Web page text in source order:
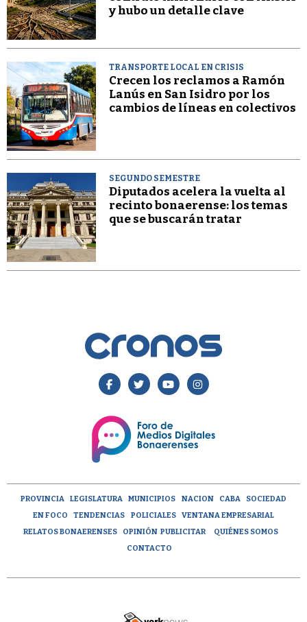
y hubo un detalle clave
TRANSPORTE LOCAL EN CRISIS
Crecen los reclamos a Ramón
Lanús en San Isidro por los
cambios de líneas en colectivos
SEGUNDO SEMESTRE
Diputados acelera la vuelta al
recinto bonaerense: los temas
que se buscarán tratar
PROVINCIA LEGISLATURA MUNICIPIOS NACION CABA
SOCIEDAD
EN FOCO
TENDENCIAS POLICIALES
VENTANA EMPRESARIAL
RELATOS BONAERENSES
OPINIÓN PUBLICITAR
QUIÉNES SOMOS
CONTACTO